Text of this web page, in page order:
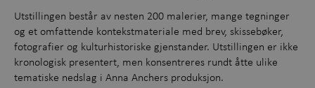
Utstillingen består av nesten 200 malerier, mange tegninger
og et omfattende kontekstmateriale med brev, skissebøker,
fotografier og kulturhistoriske gjenstander. Utstillingen er ikke
kronologisk presentert, men konsentreres rundt åtte ulike
tematiske nedslag i Anna Anchers produksjon.